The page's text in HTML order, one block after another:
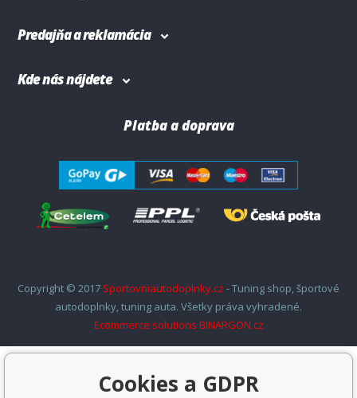
Predajňa a reklamácia
Kde nás nájdete
Platba a doprava
Copyright © 2017 Sportovniautodoplnky.cz - Tuning shop, športové
autodoplnky, tuning auta. Všetky práva vyhradené.
Ecommerce solutions BINARGON.cz
Cookies a GDPR